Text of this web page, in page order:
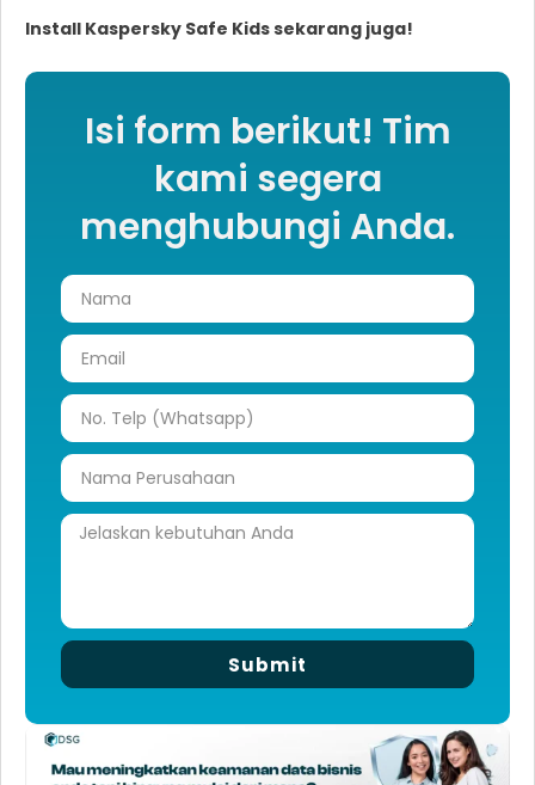
Install Kaspersky Safe Kids sekarang juga!
Isi form berikut! Tim
kami segera
menghubungi Anda.
Submit